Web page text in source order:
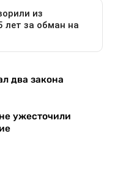
два закона
ужесточили